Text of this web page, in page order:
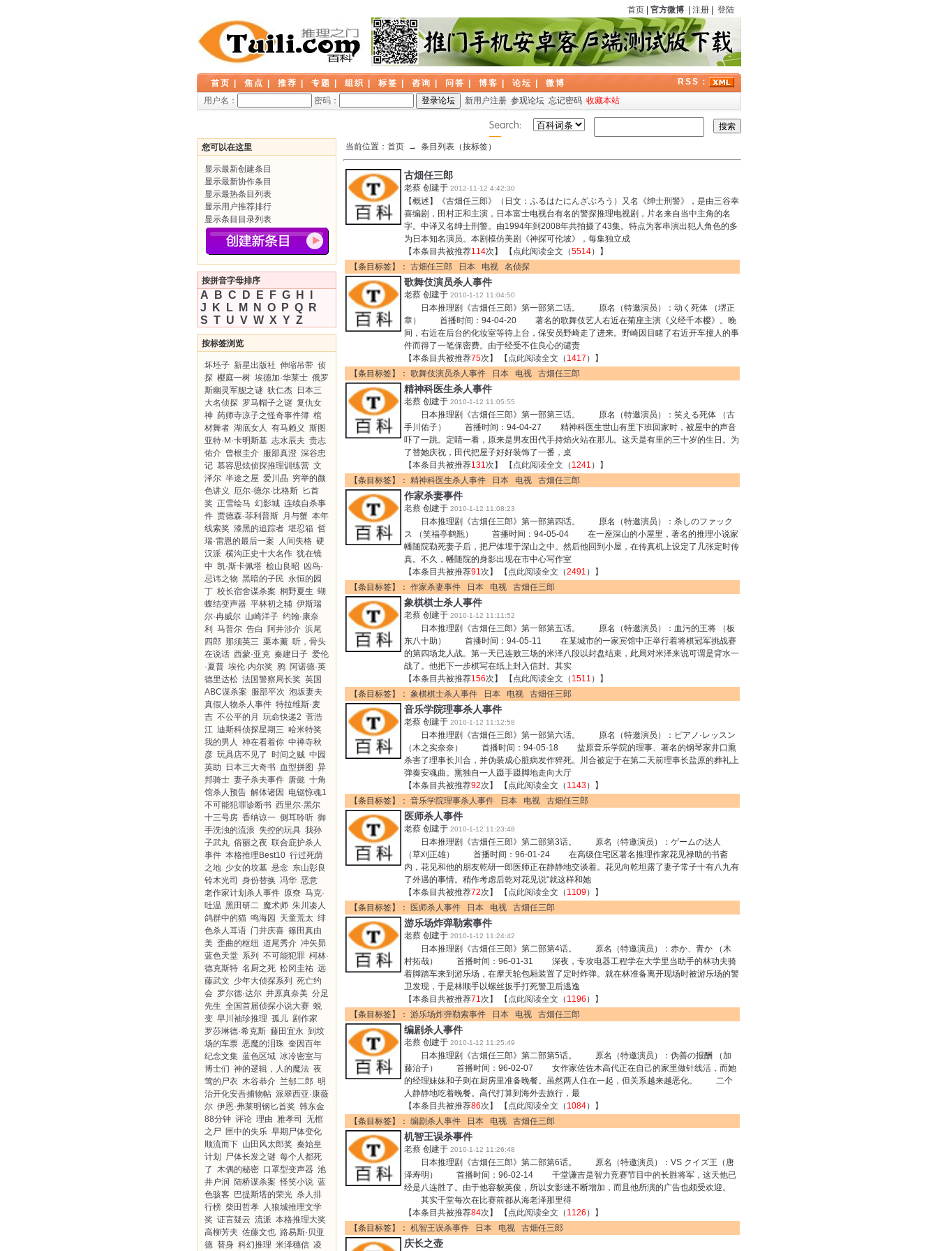
首页 官方微博 注册 登陆
首页 焦点 推荐 专题 组织 标签 咨询 问答 博客 论坛 微博
RSS：
用户名：
密码： 新用户注册 参观论坛 忘记密码 收藏本站
您可以在这里
显示最新创建条目
显示最新协作条目
显示最热条目列表
显示用户推荐排行
显示条目目录列表
按拼音字母排序
A B C D E F G H
J
K L M N O P Q
R
S T U V W X Y Z
按标签浏览
坏坯子 新星出版社 伸缩吊带 侦
探 樱庭一树 埃德加·华莱士 俄罗
斯幽灵军舰之谜 狄仁杰 日本三
大名侦探 罗马帽子之谜 复仇女
神 药师寺凉子之怪奇事件簿 棺
材舞者 湖底女人 有马赖义 斯图
亚特·M·卡明斯基 志水辰夫 贵志
佑介 曾根圭介 服部真澄 深谷忠
记 慕容思炫侦探推理训练营 文
泽尔 半途之屋 爱川晶 穷举的颜
色讲义
厄尔·德尔·比格斯
匕首
奖 正雪绘马 幻影城 连续自杀事
件 贾德森·菲利普斯 月与蟹 本年
线索奖 漆黑的追踪者 堪忍箱 哲
瑞·雷恩的最后一案
人间失格 硬
汉派 横沟正史十大名作 犹在镜
中 凯·斯卡佩塔 桧山良昭 凶鸟·
忌讳之物 黑暗的子民 永恒的园
丁 校长宿舍谋杀案 桐野夏生 蝴
蝶结变声器 平林初之辅 伊斯瑞
尔·冉威尔 山崎洋子 约翰·康奈
利
马普尔 告白 阿井涉介 浜尾
四郎 那须英三 栗本薰 听，骨头
在说话 西蒙·亚克 秦建日子 爱伦
·夏普 埃伦·内尔奖 鸦 阿诺德·英
德里达松 法国警察局长奖 英国
ABC谋杀案 服部平次 泡坂妻夫
真假人物杀人事件 特拉维斯·麦
吉 不公平的月 玩命快递2 菅浩
江 迪斯科侦探星期三 哈米特奖
我的男人 神在看着你 中禅寺秋
彦 玩具店不见了 时间之贼 中园
英助
日本三大奇书 血型拼图 异
邦骑士 妻子杀夫事件 唐懿 十角
馆杀人预告 解体诸因
电锯惊魂1
不可能犯罪诊断书 西里尔·黑尔
十三号房 香纳谅一 侧耳聆听 御
手洗浊的流浪 失控的玩具 我孙
子武丸 俗丽之夜 联合庇护杀人
事件 本格推理Best10 行过死荫
之地 少女的坟墓 悬念 东山彰良
铃木光司
身份替换 冯华 恶意
老作家计划杀人事件 原尞 马克·
吐温 黑田研二 魔术师 朱川凑人
鸽群中的猫 鸣海园 天童荒太 绯
色杀人耳语 门井庆喜 篠田真由
美 歪曲的枢纽 道尾秀介 冲矢昴
蓝色天堂 系列 不可能犯罪 柯林·
德克斯特 名厨之死 松冈圭祐 远
藤武文 少年大侦探系列
死亡约
会 罗尔德·达尔 井原真奈美 分足
先生 全国首届侦探小说大赛 蜕
变 早川袖珍推理 孤儿 剧作家
罗莎琳德·希克斯 藤田宜永 到坟
场的车票 恶魔的泪珠 奎因百年
纪念文集 蓝色区域 冰冷密室与
博士们 神的逻辑，人的魔法 夜
莺的尸衣 木谷恭介 兰郁二郎 明
治开化安吾捕物帖 派翠西亚·康薇
尔 伊恩·弗莱明钢匕首奖 韩东金
88分钟 评论 理由 雅孝司
无棺
之尸
匣中的失乐 早期尸体变化
顺流而下 山田风太郎奖 秦始皇
计划
尸体长发之谜 每个人都死
了 木偶的秘密 口罩型变声器 池
井户润
陆桥谋杀案 怪笑小说 蓝
色骇客 巴提斯塔的荣光 杀人排
行榜 柴田哲孝 人狼城推理文学
奖 证言疑云 流派 本格推理大奖
高柳芳夫 佐藤文也 路易斯·贝亚
德 替身 科幻推理 米泽穗信 凌
当前位置： 首页 → 条目列表（按标签）
古畑任三郎
老蔡 创建于 2012-11-12 4:42:30
【概述】《古畑任三郎》（日文：ふるはたにんざぶろう）又名《绅士刑警》，是由三谷幸
喜编剧，田村正和主演，日本富士电视台有名的警探推理电视剧，片名来自当中主角的名
字。中译又名绅士刑警。由1994年到2008年共拍摄了43集。特点为客串演出犯人角色的多
为日本知名演员。本剧模仿美剧《神探可伦坡》，每集独立成
【本条目共被推荐114次】 【 点此阅读全文 （5514）】
【条目标签】： 古畑任三郎 日本 电视 名侦探
歌舞伎演员杀人事件
老蔡 创建于 2010-1-12 11:04:50
日本推理剧《古畑任三郎》第一部第二话。 原名（特邀演员）：动く死体 （堺正
章） 首播时间：94-04-20 著名的歌舞伎艺人右近在菊座主演《义经千本樱》。晚
间，右近在后台的化妆室等待上台，保安员野崎走了进来。野崎因目睹了右近开车撞人的事
件而得了一笔保密费。由于经受不住良心的谴责
【本条目共被推荐75次】 【 点此阅读全文 （ 1417 ）】
【条目标签】： 歌舞伎演员杀人事件 日本 电视 古畑任三郎
精神科医生杀人事件
老蔡 创建于 2010-1-12 11:05:55
日本推理剧《古畑任三郎》第一部第三话。 原名（特邀演员）：笑える死体 （古
手川佑子） 首播时间：94-04-27 精神科医生世山有里下班回家时，被屋中的声音
吓了一跳。定睛一看，原来是男友田代手持焰火站在那儿。这天是有里的三十岁的生日。为
了替她庆祝，田代把屋子好好装饰了一番，桌
【本条目共被推荐131次】 【 点此阅读全文 （ 1241 ）】
【条目标签】： 精神科医生杀人事件 日本 电视 古畑任三郎
作家杀妻事件
老蔡 创建于 2010-1-12 11:08:23
日本推理剧《古畑任三郎》第一部第四话。 原名（特邀演员）：杀しのファック
ス （笑福亭鹤瓶） 首播时间：94-05-04 在一座深山的小屋里，著名的推理小说家
幡随院勒死妻子后，把尸体埋于深山之中。然后他回到小屋，在传真机上设定了几张定时传
真。不久，幡随院的身影出现在市中心写作室
【本条目共被推荐91次】 【 点此阅读全文 （2491 ）】
【条目标签】： 作家杀妻事件 日本 电视 古畑任三郎
象棋棋士杀人事件
老蔡 创建于 2010-1-12 11:11:52
日本推理剧《古畑任三郎》第一部第五话。 原名（特邀演员）：血污的王将 （板
东八十助） 首播时间：94-05-11 在某城市的一家宾馆中正举行着将棋冠军挑战赛
的第四场龙人战。第一天已连败三场的米泽八段以封盘结束，此局对米泽来说可谓是背水一
战了。他把下一步棋写在纸上封入信封。其实
【本条目共被推荐156次】 【 点此阅读全文 （ 1511 ）】
【条目标签】： 象棋棋士杀人事件 日本 电视 古畑任三郎
音乐学院理事杀人事件
老蔡 创建于 2010-1-12 11:12:58
日本推理剧《古畑任三郎》第一部第六话。 原名（特邀演员）：ピアノ·レッスン
（木之实奈奈） 首播时间：94-05-18 盐原音乐学院的理事、著名的钢琴家井口熏
杀害了理事长川合，并伪装成心脏病发作猝死。川合被定于在第二天前理事长盐原的葬礼上
弹奏安魂曲。熏独自一人蹑手蹑脚地走向大厅
【本条目共被推荐92次】 【 点此阅读全文 （ 1143）】
【条目标签】： 音乐学院理事杀人事件 日本 电视 古畑任三郎
医师杀人事件
老蔡 创建于 2010-1-12 11:23:48
日本推理剧《古畑任三郎》第二部第3话。 原名（特邀演员）：ゲームの达人
（草刈正雄） 首播时间：96-01-24 在高级住宅区著名推理作家花见禄助的书斋
内，花见和他的朋友乾研一郎医师正在静静地交谈着。花见向乾坦露了妻子常子十有八九有
了外遇的事情。稍作考虑后乾对花见说"就这样和她
【本条目共被推荐72次】 【 点此阅读全文 （ 1109）】
【条目标签】：
医师杀人事件 日本 电视 古畑任三郎
游乐场炸弹勒索事件
老蔡 创建于 2010-1-12 11:24:42
日本推理剧《古畑任三郎》第二部第4话。 原名（特邀演员）：赤か、青か （木
村拓哉） 首播时间：96-01-31 深夜，专攻电器工程学在大学里当助手的林功夫骑
着脚踏车来到游乐场，在摩天轮包厢装置了定时炸弹。就在林准备离开现场时被游乐场的警
卫发现，于是林顺手以螺丝扳手打死警卫后逃逸
【本条目共被推荐71次】 【 点此阅读全文 （ 1196 ）】
【条目标签】： 游乐场炸弹勒索事件 日本 电视 古畑任三郎
编剧杀人事件
老蔡 创建于 2010-1-12 11:25:49
日本推理剧《古畑任三郎》第二部第5话。 原名（特邀演员）：伪善の报酬 （加
藤治子） 首播时间：96-02-07 女作家佐佐木高代正在自己的家里做针线活，而她
的经理妹妹和子则在厨房里准备晚餐。虽然两人住在一起，但关系越来越恶化。 二个
人静静地吃着晚餐。高代打算到海外去旅行，最
【本条目共被推荐86次】 【 点此阅读全文 （ 1084）】
【条目标签】： 编剧杀人事件 日本 电视 古畑任三郎
机智王误杀事件
老蔡 创建于 2010-1-12 11:26:48
日本推理剧《古畑任三郎》第二部第6话。 原名（特邀演员）：VS クイズ王（唐
泽寿明） 首播时间：96-02-14 千堂谦吉是智力竞赛节目中的长胜将军，这天他已
经是八连胜了。由于他容貌英俊，所以女影迷不断增加，而且他所演的广告也颇受欢迎。
其实千堂每次在比赛前都从海老泽那里得
【本条目共被推荐84次】 【 点此阅读全文 （ 1126 ）】
【条目标签】： 机智王误杀事件 日本 电视 古畑任三郎
庆长之壶